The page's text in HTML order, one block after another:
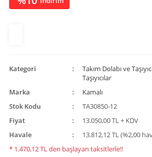
Kategori Takım Dolabı ve
Taşıyıcılar
Marka
Kamalı
Stok Kodu
TA30850-12
Fiyat
13.050,00 TL + KDV
Havale
13.812,12 TL (%2,00
* 1.470,12 TL den başlayan taksitlerle!!